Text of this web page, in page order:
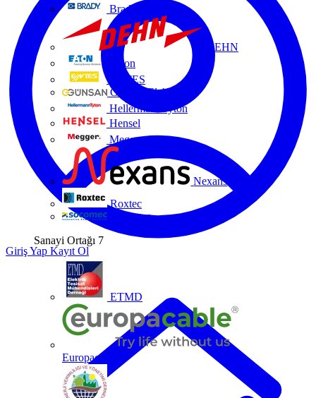
Brady
DEHN
Eaton
ENTES
Günsan Elektrik
HellermannTyton
Hensel
Megger
Nexans
Roxtec
Socomec
Sanayi Ortağı 7
ETMD
Europacable
Giriş Yap Kayıt Ol